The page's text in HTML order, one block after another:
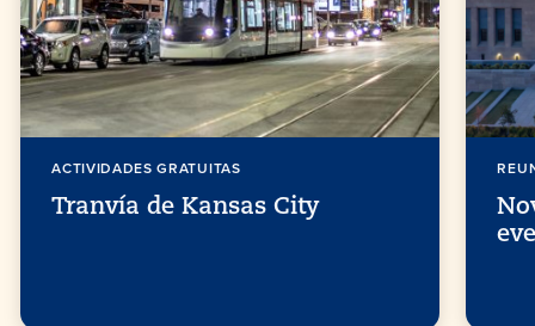
ACTIVIDADES GRATUITAS
Tranvía de Kansas City